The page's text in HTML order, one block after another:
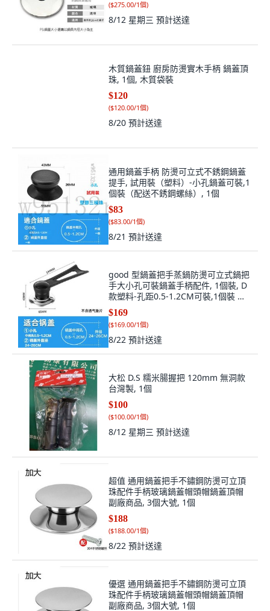
($275.00/1個)
8/12 星期三 預計送達
木質鍋蓋鈕 廚房防燙實木手柄 鍋蓋頂
珠, 1個, 木質袋裝
$120
($120.00/1個)
8/20 預計送達
提手, 試用裝（塑料）-小孔鍋蓋可裝,1
個裝（配送不銹鋼螺絲）, 1個
$83
($83.00/1個
8/21預計送達
手大小孔可裝鍋蓋手柄配件, 1個裝, D
款塑料-孔距0.5-1.2CM可裝,1個裝 配
不鏽鋼螺絲
$169
($169.00/1個
8/22預計送達
台灣製, 1個
$100
($100.00/1個
8/12 星期三
珠配件手柄玻璃鍋蓋帽頭帽鍋蓋頂帽
副廠商品, 3個大號, 1個
$188
($188.00/1個
8/22預計送達
珠配件手柄玻璃鍋蓋帽頭帽鍋蓋頂帽
副廠商品, 3個大號, 1個
$188